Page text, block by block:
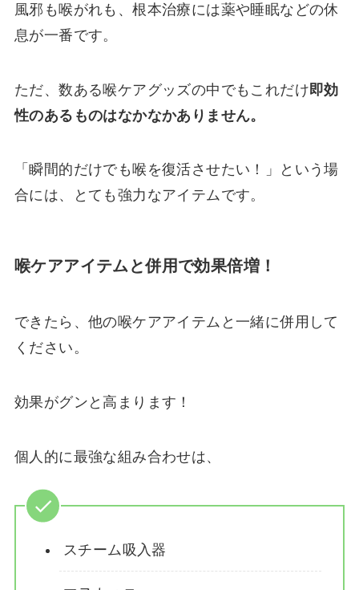
風邪も喉がれも、根本治療には薬や睡眠などの休
息が一番です。
ただ、数ある喉ケアグッズの中でもこれだけ即効
性のあるものはなかなかありません。
「瞬間的だけでも喉を復活させたい！」という場
合には、とても強力なアイテムです。
喉ケアアイテムと併用で効果倍増！
できたら、他の喉ケアアイテムと一緒に併用して
ください。
効果がグンと高まります！
個人的に最強な組み合わせは、
スチーム吸入器